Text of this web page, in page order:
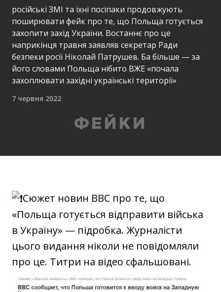
російські ЗМІ та їхні посіпаки продовжують
поширювати фейк про те, що Польща готується
захопити захід України. Востаннє про це
наприкінця травня заявляв секретар Ради
безпеки росії Ніколай Патрушев. Ба більше — за
його словами Польща нібито ВЖЕ «почала
захоплювати західні українські території»
7 червня 2022
ФЕЙКИ
Сюжет новин BBC про те, що
«Польща готується відправити війська
в Україну» — підробка. Журналісти
цього видання ніколи не повідомляли
про це. Титри на відео сфальшовані.